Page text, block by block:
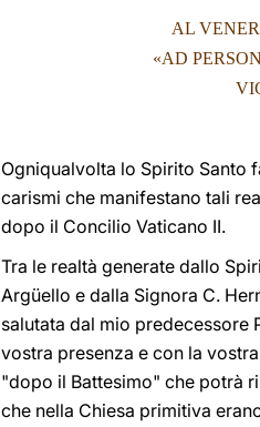
AL
«AD
Ogniqualvolta lo Spirito Santo
carismi che manifestano tali
dopo il Concilio Vaticano II.
Tra le realtà generate dallo
Argüello e dalla Signora C.
salutata dal mio predecessore
vostra presenza e con la
"dopo il Battesimo" che potrà
che nella Chiesa primitiva